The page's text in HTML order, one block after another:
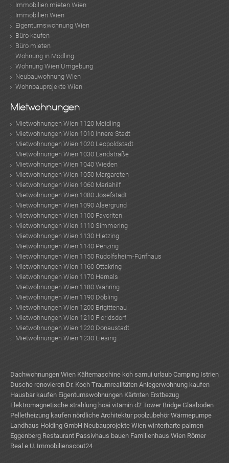
Immobilien mieten Wien
Immobilien Wien
Eigentumswohnung Wien
Büro kaufen
Büro mieten
Wohnung in Mödling
Wohnung Wien Umgebung
Neubauwohnung Wien
Wohnbauprojekte Wien
Mietwohnungen
Mietwohnungen Wien 1120 Meidling
Mietwohnungen Wien 1010 Innere Stadt
Mietwohnungen Wien 1020 Leopoldstadt
Mietwohnungen Wien 1030 Landstraße
Mietwohnungen Wien 1040 Wieden
Mietwohnungen Wien 1050 Margareten
Mietwohnungen Wien 1060 Mariahilf
Mietwohnungen Wien 1080 Josefstadt
Mietwohnungen Wien 1090 Alsergrund
Mietwohnungen Wien 1100 Favoriten
Mietwohnungen Wien 1110 Simmering
Mietwohnungen Wien 1130 Hietzing
Mietwohnungen Wien 1140 Penzing
Mietwohnungen Wien 1150 Rudolfsheim-Fünfhaus
Mietwohnungen Wien 1160 Ottakring
Mietwohnungen Wien 1170 Hernals
Mietwohnungen Wien 1180 Währing
Mietwohnungen Wien 1190 Döbling
Mietwohnungen Wien 1200 Brigittenau
Mietwohnungen Wien 1210 Floridsdorf
Mietwohnungen Wien 1220 Donaustadt
Mietwohnungen Wien 1230 Liesing
Dachwohnungen Wien Kältemaschine koh samui urlaub Camping Istrien
Dusche renovieren Dr. Koch Traumrealitäten Anlegerwohnung kaufen
Hausbar kaufen Eigentumswohnungen Kärtnten Erstbezug
Elektromagnetische strahlung hoai vitamin d2 Tower Bridge Glasboden
Pelletheizung kaufen nördliche Architektur poolzubehör Wärmepumpe
Landhaus Holding GmbH Neubauprojekte Wien winterharte palmen
Eggenberg Restaurant Passivhaus bauen Familienhaus Wien Römer
Real e.U. Immobilienscout24